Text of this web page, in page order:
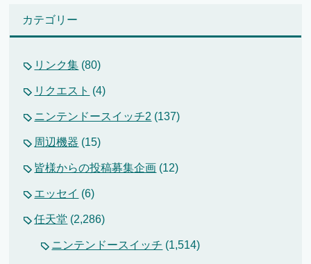
カテゴリー
リンク集 (80)
リクエスト (4)
ニンテンドースイッチ2 (137)
周辺機器 (15)
皆様からの投稿募集企画 (12)
エッセイ (6)
任天堂 (2,286)
ニンテンドースイッチ (1,514)